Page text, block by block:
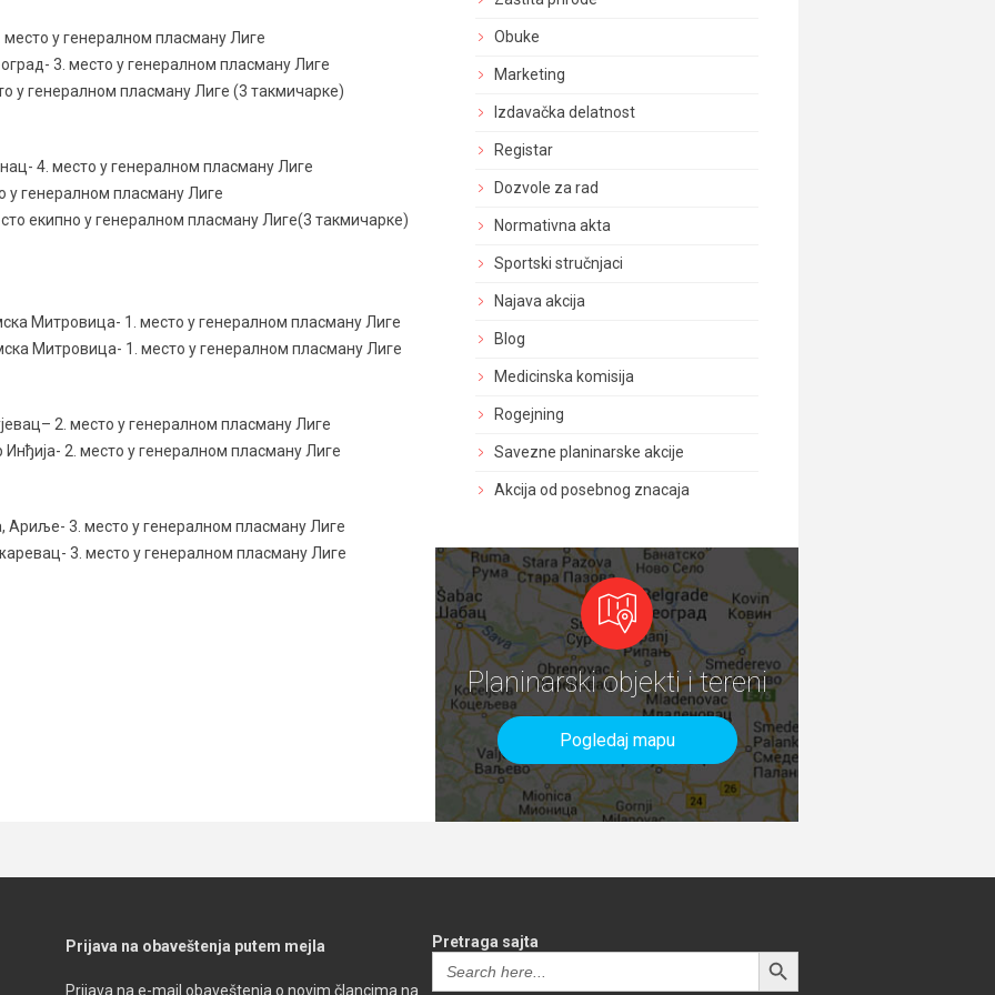
у генералном пласману Лиге
3. место у генералном пласману Лиге
у генералном пласману Лиге (3 такмичарке)
4. место у генералном пласману Лиге
генералном пласману Лиге
екипно у генералном пласману Лиге(3 такмичарке)
Митровица- 1. место у генералном пласману Лиге
Митровица- 1. место у генералном пласману Лиге
2. место у генералном пласману Лиге
2. место у генералном пласману Лиге
3. место у генералном пласману Лиге
3. место у генералном пласману Лиге
Obuke
Marketing
Izdavačka delatnost
Registar
Dozvole za rad
Normativna akta
Sportski stručnjaci
Najava akcija
Blog
Medicinska komisija
Rogejning
Savezne planinarske akcije
Akcija od posebnog znacaja
Planinarski objekti i tereni
Pogledaj mapu
Prijava na obaveštenja putem mejla
Prijava na e-mail obaveštenja o novim člancima na
Pretraga sajta
Search
for:
SEARCH BUTTON